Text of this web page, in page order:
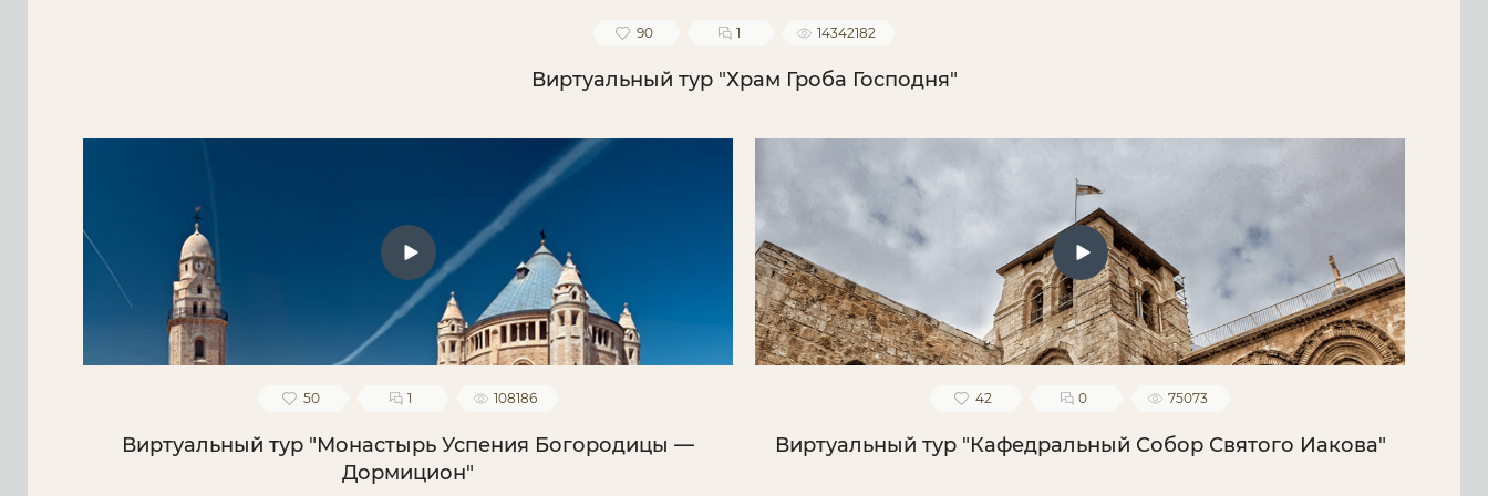
90 1 14342182
Виртуальный тур "Храм Гроба Господня"
50 1 108186
Виртуальный тур "Монастырь Успения Богородицы —
Дормицион"
42 0 75073
Виртуальный тур "Кафедральный Собор Святого Иакова"